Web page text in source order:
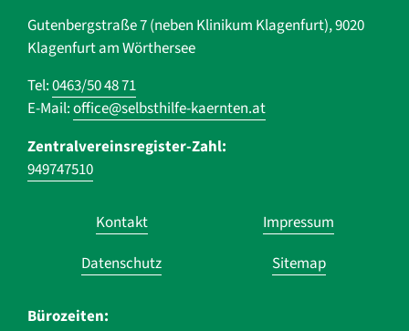
Gutenbergstraße 7 (neben Klinikum Klagenfurt), 9020
Klagenfurt am Wörthersee
Tel:0463/50 48 71
E-Mail:office@selbsthilfe-kaernten.at
Zentralvereinsregister-Zahl:
949747510
Navigation
überspringen
Kontakt
Impressum
Datenschutz
Sitemap
Bürozeiten: